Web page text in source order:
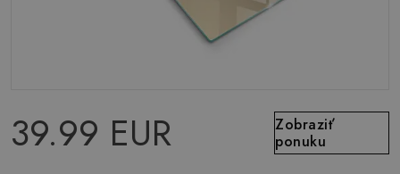
39.99 EUR
Zobraziť
ponuku